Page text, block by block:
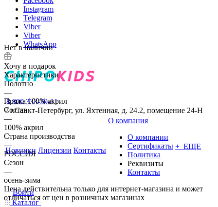
Instagram
Telegram
Viber
Viber
WhatsApp
8 800 333-30-11
г.Санкт-Петербург, ул. Яхтенная, д. 24.2, помещение 24-Н
Новинки Лицензии Контакты
О компания
О компании
Сертификаты
Политика
Реквизиты
Контакты
+ ЕЩЕ
Войти
Каталог
Нет в наличии
Хочу в подарок
Характеристики
Полотно
—
Пряжа 100% акрил
Состав
—
100% акрил
Страна производства
—
РОССИЯ
Сезон
—
осень-зима
Цена действительна только для интернет-магазина и может
отличаться от цен в розничных магазинах